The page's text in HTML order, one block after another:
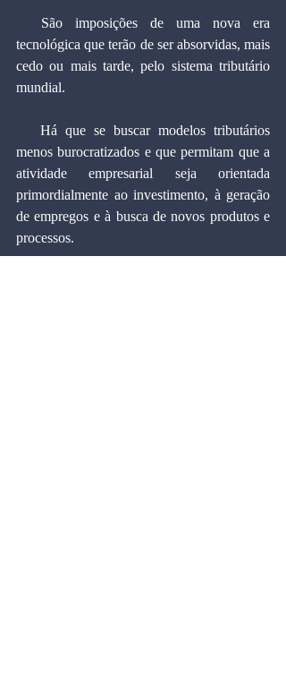
tecnológica que terão de ser absorvidas, mais
cedo ou mais tarde, pelo sistema tributário
mundial.
menos burocratizados e que permitam que a
atividade empresarial seja orientada
primordialmente ao investimento, à geração
de empregos e à busca de novos produtos e
processos.